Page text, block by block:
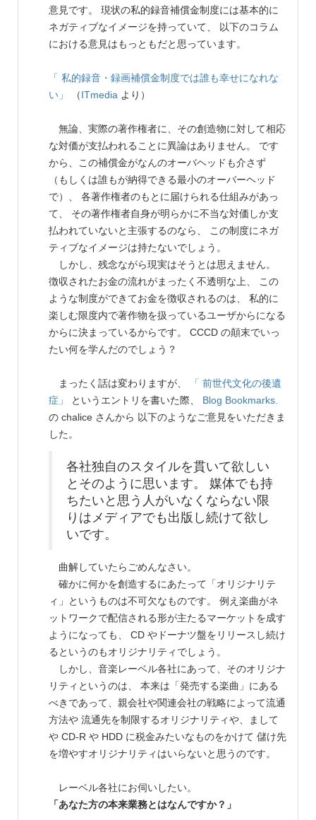
意見です。 現状の私的録音補償金制度には基本的に
ネガティブなイメージを持っていて、 以下のコラム
における意見はもっともだと思っています。
「 私的録音・録画補償金制度では誰も幸せになれな
い」
（ITmedia より）
無論、実際の著作権者に、その創造物に対して相応
な対価が支払われることに異論はありません。 です
から、この補償金がなんのオーバヘッドも介さず
（もしくは誰もが納得できる最小のオーバーヘッド
で）、 各著作権者のもとに届けられる仕組みがあっ
て、 その著作権者自身が明らかに不当な対価しか支
払われていないと主張するのなら、 この制度にネガ
ティブなイメージは持たないでしょう。
しかし、残念ながら現実はそうとは思えません。
徴収されたお金の流れがまったく不透明な上、 この
ような制度ができてお金を徴収されるのは、 私的に
楽しむ限度内で著作物を扱っているユーザからになる
からに決まっているからです。 CCCD の顛末でいっ
たい何を学んだのでしょう？
まったく話は変わりますが、
「 前世代文化の後遺
症」
というエントリを書いた際、 Blog Bookmarks.
の chalice さんから 以下のようなご意見をいただきま
した。
各社独自のスタイルを貫いて欲しい
とそのように思います。 媒体でも持
ちたいと思う人がいなくならない限
りはメディアでも出版し続けて欲し
いです。
曲解していたらごめんなさい。
確かに何かを創造するにあたって「オリジナリテ
ィ」というものは不可欠なものです。 例え楽曲がネ
ットワークで配信される形が主たるマーケットを成す
ようになっても、 CD やドーナツ盤をリリースし続け
るというのもオリジナリティでしょう。
しかし、音楽レーベル各社にあって、そのオリジナ
リティというのは、 本来は「発売する楽曲」にある
べきであって、親会社や関連会社の戦略によって流通
方法や 流通先を制限するオリジナリティや、まして
や CD-R や HDD に税金みたいなものをかけて 儲け先
を増やすオリジナリティはいらないと思うのです。
レーベル各社にお伺いしたい。
「あなた方の本来業務とはなんですか？」